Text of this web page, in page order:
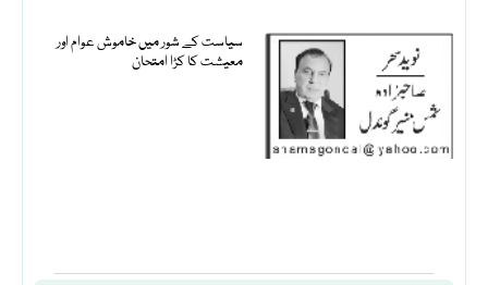
سیاست کے شور میں خاموش عوام اور
معیشت کا کڑا امتحان